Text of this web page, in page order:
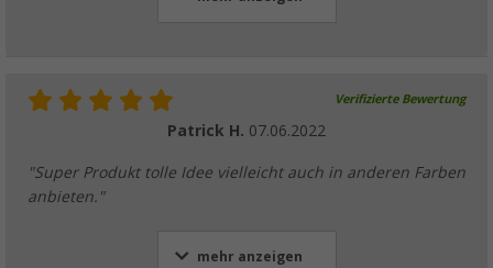
Verifizierte Bewertung
Patrick H. 07.06.2022
"Super Produkt tolle Idee vielleicht auch in anderen Farben
anbieten."
mehr anzeigen